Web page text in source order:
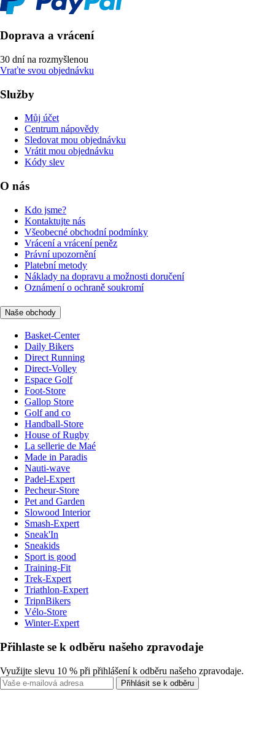
Doprava a vrácení
30 dní na rozmyšlenou
Vraťte svou objednávku
Služby
Můj účet
Centrum nápovědy
Sledovat mou objednávku
Vrátit mou objednávku
Kódy slev
O nás
Kdo jsme?
Kontaktujte nás
Všeobecné obchodní podmínky
Vrácení a vrácení peněz
Právní upozornění
Platební metody
Náklady na dopravu a možnosti doručení
Oznámení o ochraně soukromí
Naše obchody
Basket-Center
Daily Bikers
Direct Running
Direct-Volley
Espace Golf
Foot-Store
Gallop Store
Golf and co
Handball-Store
House of Rugby
La sellerie de Maé
Made in Paradis
Nauti-wave
Padel-Expert
Pecheur-Store
Pet and Garden
Slowood Interior
Smash-Expert
Sneak'In
Sneakids
Sport is good
Training-Fit
Trek-Expert
Triathlon-Expert
TripnBikers
Vélo-Store
Winter-Expert
Přihlaste se k odběru našeho zpravodaje
Využijte slevu 10 % při přihlášení k odběru našeho zpravodaje.
Přihlásit se k odběru